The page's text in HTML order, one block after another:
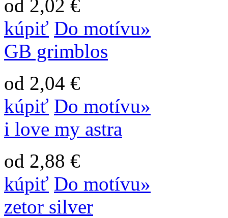
od 2,02 €
kúpiť Do motívu»
GB grimblos
od 2,04 €
kúpiť Do motívu»
i love my astra
od 2,88 €
kúpiť Do motívu»
zetor silver